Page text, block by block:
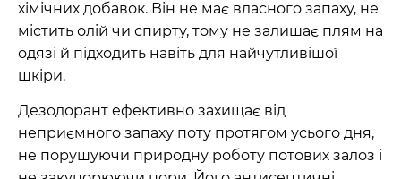
хімічних добавок. Він не має власного запаху, не
містить олій чи спирту, тому не залишає плям на
одязі й підходить навіть для найчутливішої
шкіри.
Дезодорант ефективно захищає від
неприємного запаху поту протягом усього дня,
не порушуючи природну роботу потових залоз і